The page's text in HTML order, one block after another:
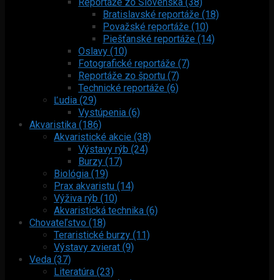
Bratislavské reportáže (18)
Považské reportáže (10)
Piešťanské reportáže (14)
Oslavy (10)
Fotografické reportáže (7)
Reportáže zo športu (7)
Technické reportáže (6)
Ľudia (29)
Vystúpenia (6)
Akvaristika (186)
Akvaristické akcie (38)
Výstavy rýb (24)
Burzy (17)
Biológia (19)
Prax akvaristu (14)
Výživa rýb (10)
Akvaristická technika (6)
Chovateľstvo (18)
Teraristické burzy (11)
Výstavy zvierat (9)
Veda (37)
Literatúra (23)